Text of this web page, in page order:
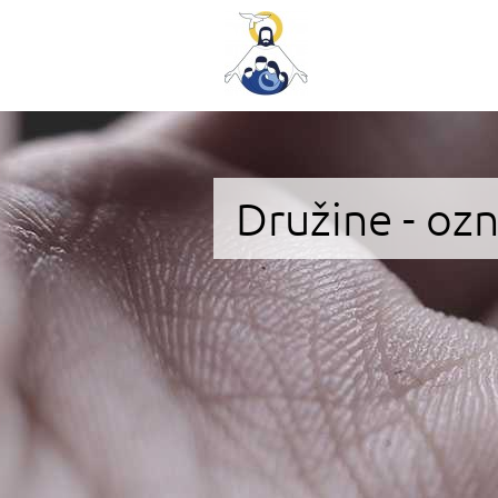
Družine -